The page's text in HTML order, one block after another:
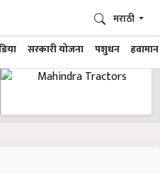
सरकारी योजना पशुधन हवामान
मराठी